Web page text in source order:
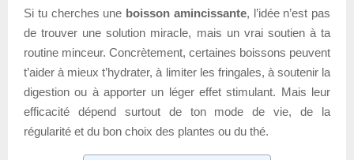
Si tu cherches une boisson amincissante, l’idée n’est pas
de trouver une solution miracle, mais un vrai soutien à ta
routine minceur. Concrètement, certaines boissons peuvent
t’aider à mieux t’hydrater, à limiter les fringales, à soutenir la
digestion ou à apporter un léger effet stimulant. Mais leur
efficacité dépend surtout de ton mode de vie, de la
régularité et du bon choix des plantes ou du thé.